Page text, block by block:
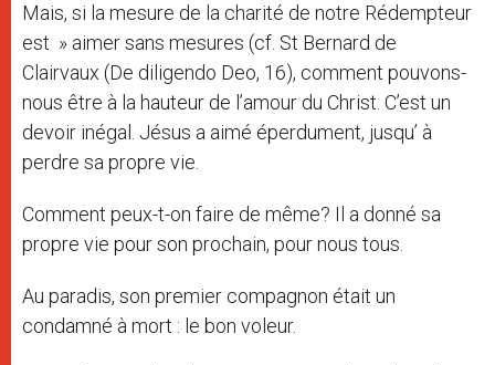
Mais, si la mesure de la charité de notre Rédempteur
est » aimer sans mesures (cf. St Bernard de
Clairvaux (De diligendo Deo, 16), comment pouvons-
nous être à la hauteur de l’amour du Christ. C’est un
devoir inégal. Jésus a aimé éperdument, jusqu’ à
perdre sa propre vie.
Comment peux-t-on faire de même? Il a donné sa
propre vie pour son prochain, pour nous tous.
Au paradis, son premier compagnon était un
condamné à mort : le bon voleur.